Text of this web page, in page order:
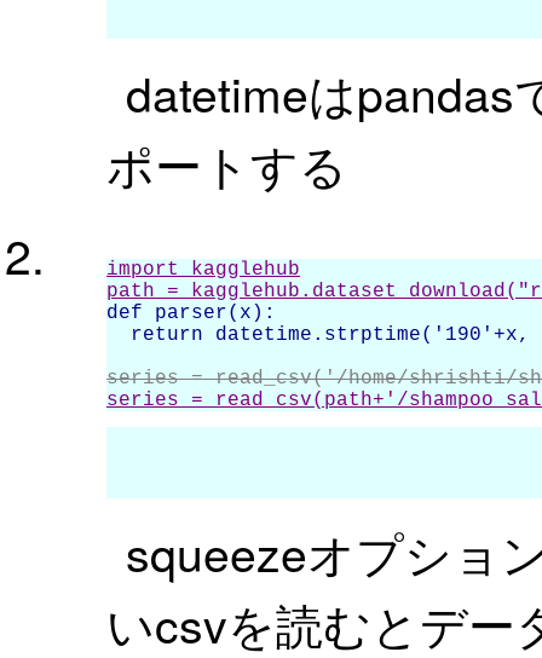
datetimeはpandas
ポートする
import kagglehub
path =
def parser(x):
return datetime.strptime('190'+x,
series = read_csv('/home/shrishti/
series = read_csv(path+'/
squeezeオプショ
いcsvを読むとデー